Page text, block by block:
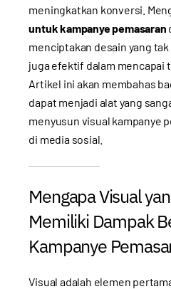
meningkatkan konversi.
untuk kampanye pemasaran
menciptakan desain yang
juga efektif dalam mencapai
Artikel ini akan membahas
dapat menjadi alat yang
menyusun visual kampanye
di media sosial.
Mengapa Visual
Memiliki Dampak
Kampanye
Visual adalah elemen